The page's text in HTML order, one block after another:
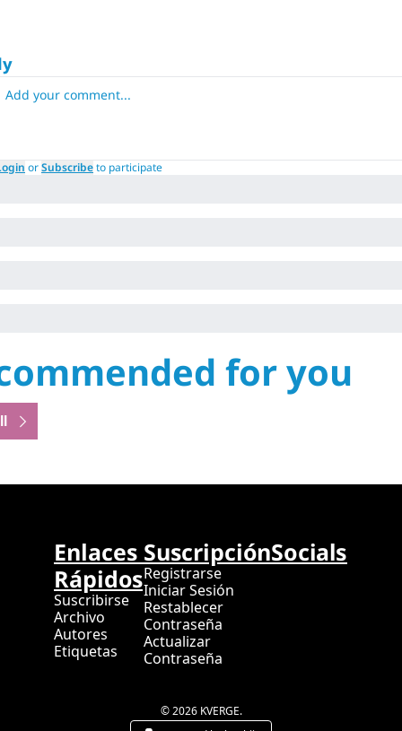
orSubscribeto participate
for you
Enlaces
Rápidos
Suscribirse
Archivo
Autores
Etiquetas
Suscripción
Registrarse
Iniciar Sesión
Restablecer
Contraseña
Actualizar
Contraseña
Socials
© 2026 KVERGE.